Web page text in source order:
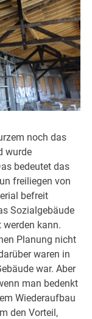
noch das
wurde
bedeutet das
freiliegen von
befreit
Sozialgebäude
kann.
Planung nicht
waren in
war. Aber
man bedenkt
Wiederaufbau
den Vorteil,